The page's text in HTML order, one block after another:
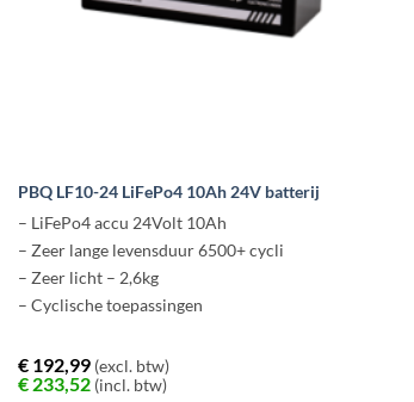
PBQ LF10-24 LiFePo4 10Ah 24V batterij
– LiFePo4 accu 24Volt 10Ah
– Zeer lange levensduur 6500+ cycli
– Zeer licht – 2,6kg
– Cyclische toepassingen
€192,99(excl. btw)
€233,52(incl. btw)